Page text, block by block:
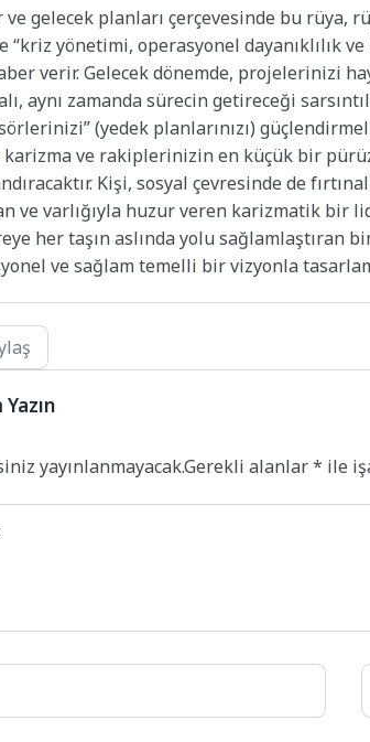
ve gelecek planları çerçevesinde bu rüya,
yönetimi, operasyonel dayanıklılık
verir. Gelecek dönemde, projelerinizi
aynı zamanda sürecin getireceği
(yedek planlarınızı)
karizma ve rakiplerinizin en küçük bir
Kişi, sosyal çevresinde de
ve varlığıyla huzur veren karizmatik bir
her taşın aslında yolu sağlamlaştıran
ve sağlam temelli bir vizyonla
yayınlanmayacak.Gerekli alanlar* ile